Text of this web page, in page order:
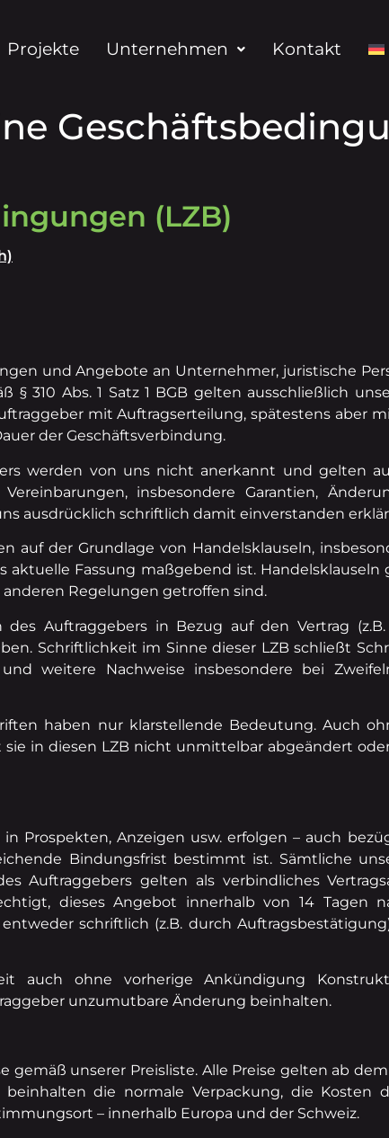
Projekte Unternehmen Kontakt
(LZB)
und Angebote an Unternehmer, juristische
310 Abs. 1 Satz 1 BGB gelten ausschließlich
mit Auftragserteilung, spätestens aber
der Geschäftsverbindung.
werden von uns nicht anerkannt und gelten
insbesondere Garantien,
ausdrücklich schriftlich damit einverstanden
auf der Grundlage von Handelsklauseln,
Fassung maßgebend ist. Handelsklauseln
Regelungen getroffen sind.
Auftraggebers in Bezug auf den Vertrag (z.B.
Schriftlichkeit im Sinne dieser LZB schließt
und weitere Nachweise insbesondere bei
haben nur klarstellende Bedeutung. Auch
in diesen LZB nicht unmittelbar abgeändert
Prospekten, Anzeigen usw. erfolgen – auch
Bindungsfrist bestimmt ist. Sämtliche
Auftraggebers gelten als verbindliches
dieses Angebot innerhalb von 14 Tagen
schriftlich (z.B. durch
auch ohne vorherige Ankündigung
unzumutbare Änderung beinhalten.
gemäß unserer Preisliste. Alle Preise gelten ab
die normale Verpackung, die Kosten
– innerhalb Europa und der Schweiz.